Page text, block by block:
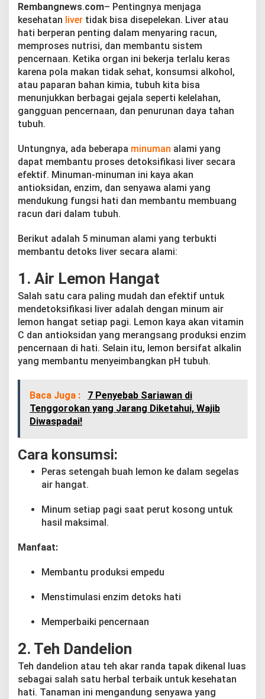
t
k
s
H
a
t
i
S
e
c
A
l
a
m
Rembangnews.com– Pentingnya menjaga
kesehatan liver tidak bisa disepelekan. Liver atau
hati berperan penting dalam menyaring racun,
memproses nutrisi, dan membantu sistem
pencernaan. Ketika organ ini bekerja terlalu keras
karena pola makan tidak sehat, konsumsi alkohol,
atau paparan bahan kimia, tubuh kita bisa
menunjukkan berbagai gejala seperti kelelahan,
gangguan pencernaan, dan penurunan daya tahan
tubuh.
Untungnya, ada beberapa minuman alami yang
dapat membantu proses detoksifikasi liver secara
efektif. Minuman-minuman ini kaya akan
antioksidan, enzim, dan senyawa alami yang
mendukung fungsi hati dan membantu membuang
racun dari dalam tubuh.
Berikut adalah 5 minuman alami yang terbukti
membantu detoks liver secara alami:
1. Air Lemon Hangat
Salah satu cara paling mudah dan efektif untuk
mendetoksifikasi liver adalah dengan minum air
lemon hangat setiap pagi. Lemon kaya akan vitamin
C dan antioksidan yang merangsang produksi enzim
pencernaan di hati. Selain itu, lemon bersifat alkalin
yang membantu menyeimbangkan pH tubuh.
Baca Juga :
7 Penyebab Sariawan di
Tenggorokan yang Jarang Diketahui, Wajib
Diwaspadai!
Cara konsumsi:
Peras setengah buah lemon ke dalam segelas
air hangat.
Minum setiap pagi saat perut kosong untuk
hasil maksimal.
Manfaat:
Membantu produksi empedu
Menstimulasi enzim detoks hati
Memperbaiki pencernaan
2. Teh Dandelion
Teh dandelion atau teh akar randa tapak dikenal luas
sebagai salah satu herbal terbaik untuk kesehatan
hati. Tanaman ini mengandung senyawa yang